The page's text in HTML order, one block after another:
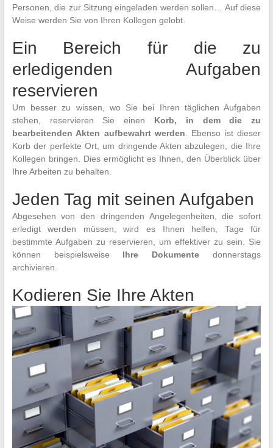
Personen, die zur Sitzung eingeladen werden sollen… Auf diese
Weise werden Sie von Ihren Kollegen gelobt.
Ein Bereich für die zu
erledigenden Aufgaben
reservieren
Um besser zu wissen, wo Sie bei Ihren täglichen Aufgaben
stehen, reservieren Sie einen Korb, in dem die zu
bearbeitenden Akten aufbewahrt werden . Ebenso ist dieser
Korb der perfekte Ort, um dringende Akten abzulegen, die Ihre
Kollegen bringen. Dies ermöglicht es Ihnen, den Überblick über
Ihre Arbeiten zu behalten.
Jeden Tag mit seinen Aufgaben
Abgesehen von den dringenden Angelegenheiten, die sofort
erledigt werden müssen, wird es Ihnen helfen, Tage für
bestimmte Aufgaben zu reservieren, um effektiver zu sein. Sie
können beispielsweise Ihre Dokumente donnerstags
archivieren.
Kodieren Sie Ihre Akten